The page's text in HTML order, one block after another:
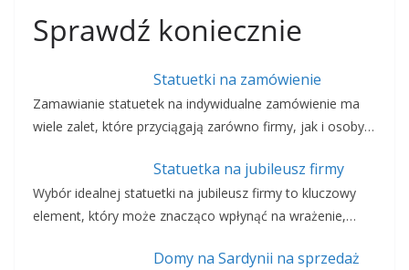
Sprawdź koniecznie
Statuetki na zamówienie
Zamawianie statuetek na indywidualne zamówienie ma
wiele zalet, które przyciągają zarówno firmy, jak i osoby…
Statuetka na jubileusz firmy
Wybór idealnej statuetki na jubileusz firmy to kluczowy
element, który może znacząco wpłynąć na wrażenie,…
Domy na Sardynii na sprzedaż